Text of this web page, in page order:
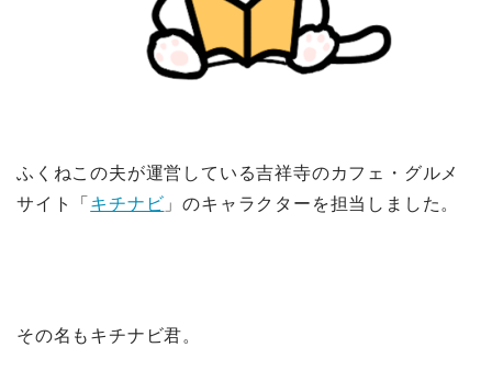
ふくねこの夫が運営している吉祥寺のカフェ・グルメ
サイト「 キチナビ 」のキャラクターを担当しました。
その名もキチナビ君。